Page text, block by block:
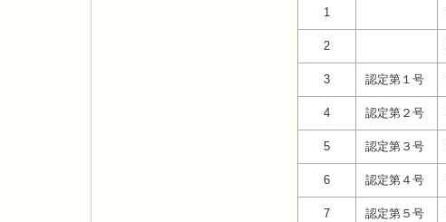
1
2
3 認定第１号
4 認定第２号
5 認定第３号
6 認定第４号
7 認定第５号